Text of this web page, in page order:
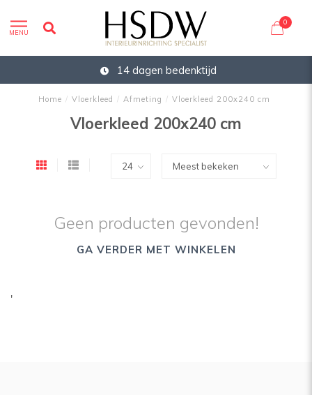
MENU
0
14 dagen bedenktijd
Home / Vloerkleed / Afmeting / Vloerkleed 200x240 cm
Vloerkleed 200x240 cm
Geen producten gevonden!
GA VERDER MET WINKELEN
'